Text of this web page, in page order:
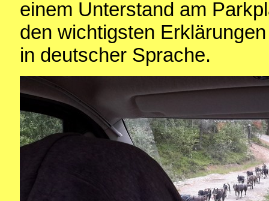
einem Unterstand am
den wichtigsten
in deutscher Sprache.